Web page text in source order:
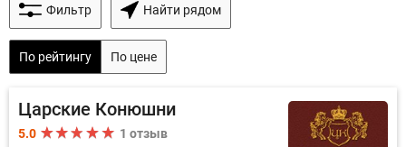
Фильтр Найти рядом
По рейтингу По цене
Царские Конюшни
5.0
1 отзыв